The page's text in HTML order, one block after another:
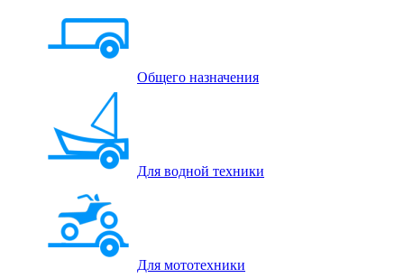
Общего назначения
Для водной техники
Для мототехники